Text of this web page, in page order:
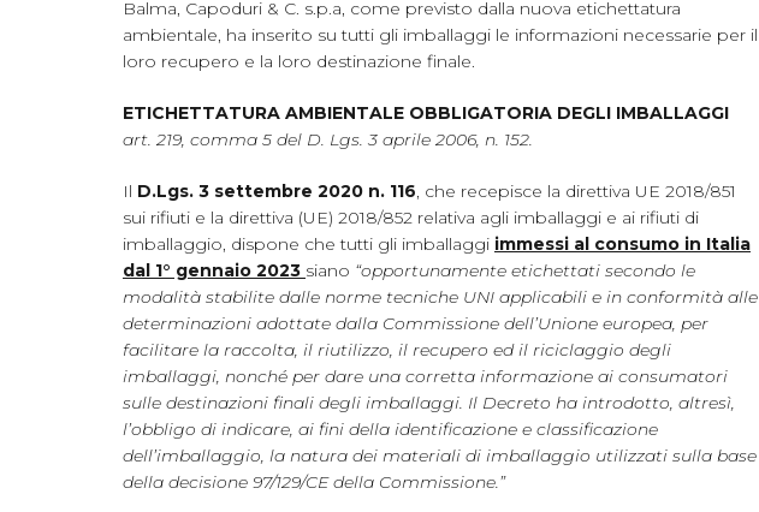
Balma, Capoduri & C. s.p.a, come previsto dalla nuova etichettatura
ambientale, ha inserito su tutti gli imballaggi le informazioni necessarie per il
loro recupero e la loro destinazione finale.
ETICHETTATURA AMBIENTALE OBBLIGATORIA DEGLI IMBALLAGGI
art. 219, comma 5 del D. Lgs. 3 aprile 2006, n. 152.
Il D.Lgs. 3 settembre 2020 n. 116, che recepisce la direttiva UE 2018/851
sui rifiuti e la direttiva (UE) 2018/852 relativa agli imballaggi e ai rifiuti di
imballaggio, dispone che tutti gli imballaggi immessi al consumo in Italia
dal 1° gennaio 2023 siano “opportunamente etichettati secondo le
modalità stabilite dalle norme tecniche UNI applicabili e in conformità alle
determinazioni adottate dalla Commissione dell’Unione europea, per
facilitare la raccolta, il riutilizzo, il recupero ed il riciclaggio degli
imballaggi, nonché per dare una corretta informazione ai consumatori
sulle destinazioni finali degli imballaggi. Il Decreto ha introdotto, altresì,
l’obbligo di indicare, ai fini della identificazione e classificazione
dell’imballaggio, la natura dei materiali di imballaggio utilizzati sulla base
della decisione 97/129/CE della Commissione.”